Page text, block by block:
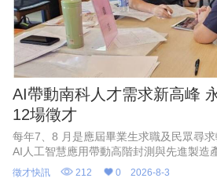
AI帶動南科人才需求新高峰
12場徵才
每年7、8 月是應屆畢業生求職及民眾尋
AI人工智慧應用帶動高階封測與先進製造
學園區產能持續擴充，周邊供應鏈也出現
發展署雲嘉南分署永康就業中心串聯多家
徵才快訊 212 0 2026-8-3